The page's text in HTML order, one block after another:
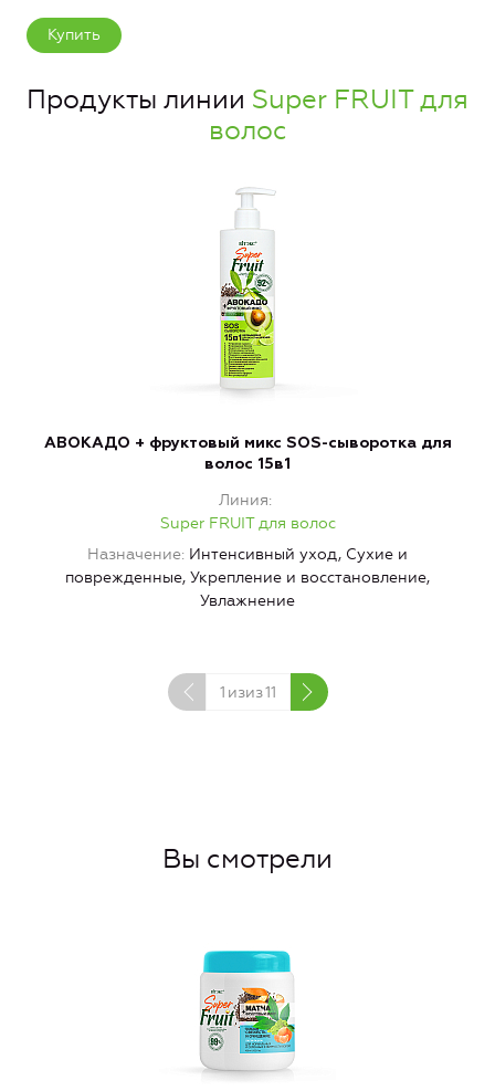
Купить
Продукты линии Super FRUIT для
волос
АВОКАДО + фруктовый микс SOS-сыворотка для
волос 15в1
Линия
Super FRUIT для волос
Назначение Интенсивный уход, Сухие и
поврежденные, Укрепление и восстановление,
Увлажнение
1 изиз11
Вы смотрели